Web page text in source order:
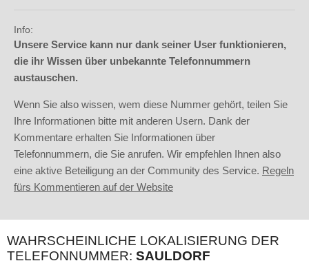
Info:
Unsere Service kann nur dank seiner User funktionieren,
die ihr Wissen über unbekannte Telefonnummern
austauschen.
Wenn Sie also wissen, wem diese Nummer gehört, teilen Sie
Ihre Informationen bitte mit anderen Usern. Dank der
Kommentare erhalten Sie Informationen über
Telefonnummern, die Sie anrufen. Wir empfehlen Ihnen also
eine aktive Beteiligung an der Community des Service. Regeln
fürs Kommentieren auf der Website
WAHRSCHEINLICHE LOKALISIERUNG DER
TELEFONNUMMER: SAULDORF